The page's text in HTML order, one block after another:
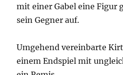
mit einer Gabel eine Figur
sein Gegner auf.
Umgehend vereinbarte
einem Endspiel mit